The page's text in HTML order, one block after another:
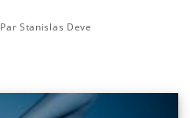
Par Stanislas Deve